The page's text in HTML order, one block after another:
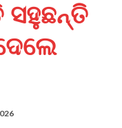
ସହୁଛନ୍ତି